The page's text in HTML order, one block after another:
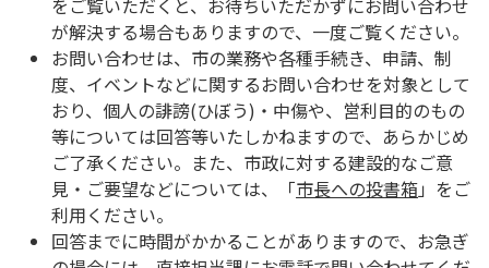
をご覧いただくと、お待ちいただかずにお問い合わせ
が解決する場合もありますので、一度ご覧ください。
お問い合わせは、市の業務や各種手続き、申請、制
度、イベントなどに関するお問い合わせを対象として
おり、個人の誹謗(ひぼう)・中傷や、営利目的のもの
等については回答等いたしかねますので、あらかじめ
ご了承ください。また、市政に対する建設的なご意
見・ご要望などについては、「市長への投書箱」をご
利用ください。
回答までに時間がかかることがありますので、お急ぎ